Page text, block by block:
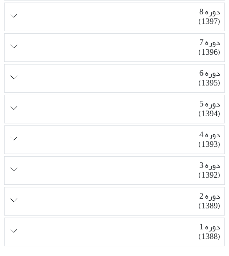
دوره 8
(1397)
دوره 7
(1396)
دوره 6
(1395)
دوره 5
(1394)
دوره 4
(1393)
دوره 3
(1392)
دوره 2
(1389)
دوره 1
(1388)